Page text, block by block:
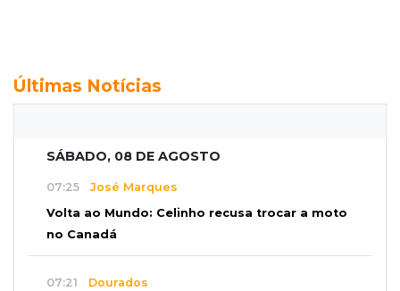
Últimas Notícias
SÁBADO, 08 DE AGOSTO
07:25 José Marques
Volta ao Mundo: Celinho recusa trocar a moto
no Canadá
07:21 Dourados